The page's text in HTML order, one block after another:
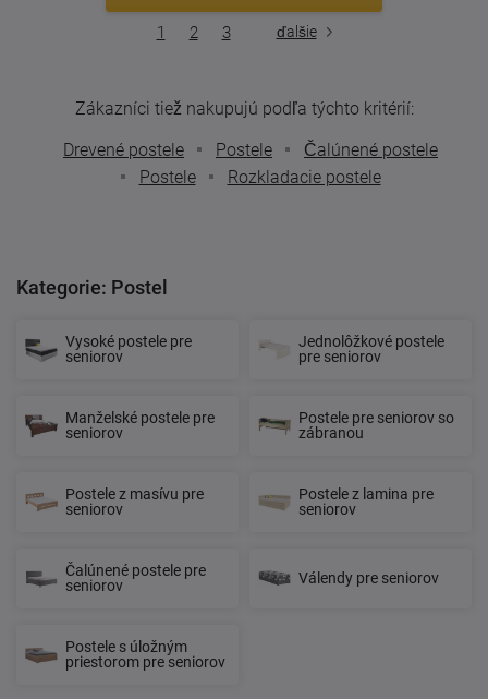
3
2
1 ďalšie
Zákazníci tiež nakupujú podľa týchto kritérií:
Drevené postele
Postele
Čalúnené postele
Postele
Rozkladacie postele
Kategorie: Postel
Vysoké postele pre
seniorov
Jednolôžkové postele
pre seniorov
Manželské postele pre
seniorov
Postele pre seniorov so
zábranou
Postele z masívu pre
seniorov
Postele z lamina pre
seniorov
Čalúnené postele pre
seniorov
Válendy pre seniorov
Postele s úložným
priestorom pre seniorov